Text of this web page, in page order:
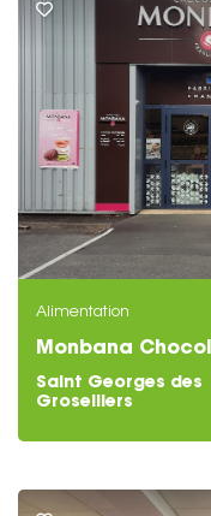
Alimentation
Monbana
Saint Georges des
Groseillers